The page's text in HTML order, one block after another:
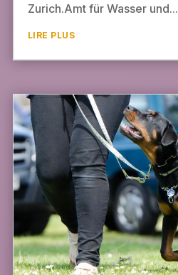
Zurich.Amt für Wasser und...
LIRE PLUS